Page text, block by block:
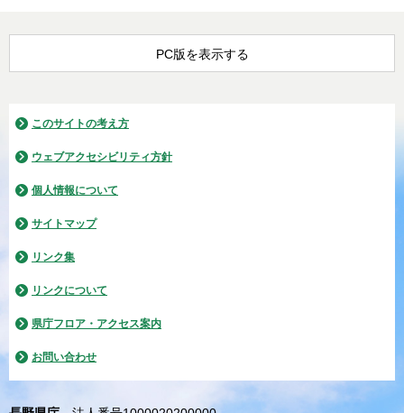
PC版を表示する
このサイトの考え方
ウェブアクセシビリティ方針
個人情報について
サイトマップ
リンク集
リンクについて
県庁フロア・アクセス案内
お問い合わせ